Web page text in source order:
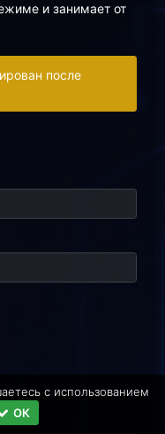
и занимает от
после
c использованием
ОК